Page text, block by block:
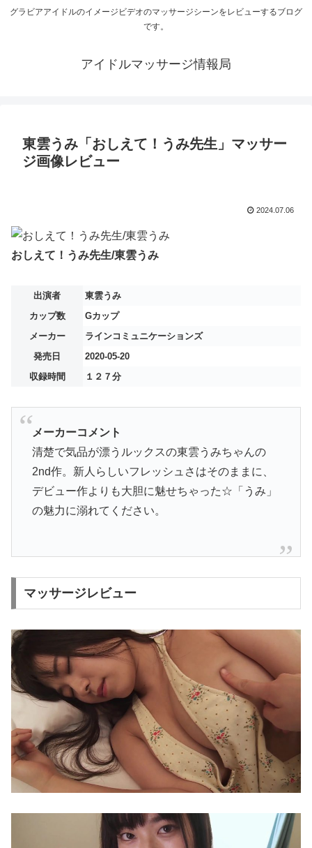
グラビアアイドルのイメージビデオのマッサージシーンをレビューするブログ
です。
アイドルマッサージ情報局
東雲うみ「おしえて！うみ先生」マッサー
ジ画像レビュー
2024.07.06
おしえて！うみ先生/東雲うみ
出演者
東雲うみ
カップ数
Gカップ
メーカー
ラインコミュニケーションズ
発売日
2020-05-20
収録時間
１２７分
メーカーコメント
清楚で気品が漂うルックスの東雲うみちゃんの
2nd作。新人らしいフレッシュさはそのままに、
デビュー作よりも大胆に魅せちゃった☆「うみ」
の魅力に溺れてください。
マッサージレビュー